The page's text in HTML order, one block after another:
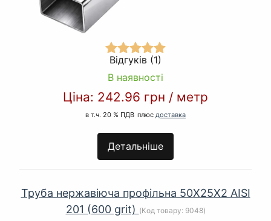
Відгуків (1)
В наявності
Ціна: 242.96 грн / метр
в т.ч. 20 % ПДВ плюс доставка
Детальніше
Труба нержавіюча профільна 50Х25Х2 AISI
201 (600 grit) (Код товару: 9048)